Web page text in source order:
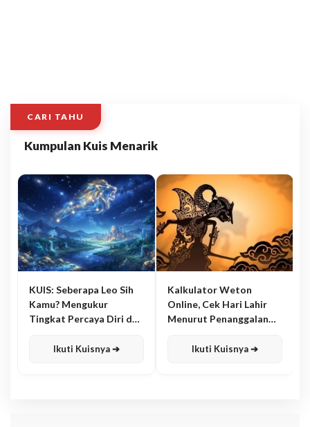
CARI TAHU
Kumpulan Kuis Menarik
KUIS: Seberapa Leo Sih
Kamu? Mengukur
Tingkat Percaya Diri dan
Ikuti Kuisnya ➔
Kalkulator Weton
Online, Cek Hari Lahir
Menurut Penanggalan
Ikuti Kuisnya ➔